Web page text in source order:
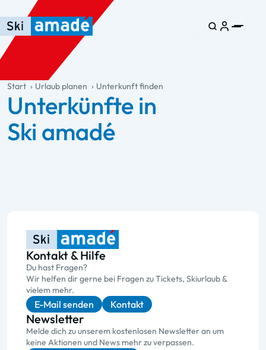
Zum Haupt-Inhalt springen
Springe zur Tabelle
Zur Haupt-Navigation springen
general.table-of-content
Start Urlaub planen Unterkunft finden
Unterkünfte in
Ski amadé
Kontakt & Hilfe
Du hast Fragen?
Wir helfen dir gerne bei Fragen zu Tickets, Skiurlaub &
vielem mehr.
E-Mail senden Kontakt
Newsletter
Melde dich zu unserem kostenlosen Newsletter an um
keine Aktionen und News mehr zu verpassen.